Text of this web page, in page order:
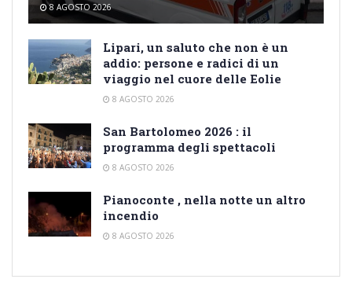
8 AGOSTO 2026
Lipari, un saluto che non è un
addio: persone e radici di un
viaggio nel cuore delle Eolie
8 AGOSTO 2026
San Bartolomeo 2026 : il
programma degli spettacoli
8 AGOSTO 2026
Pianoconte , nella notte un altro
incendio
8 AGOSTO 2026